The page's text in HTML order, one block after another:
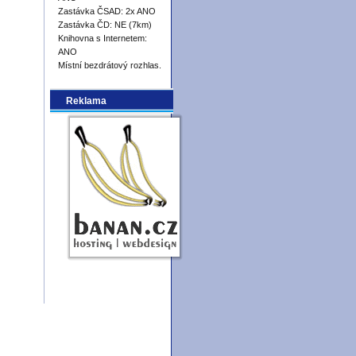
Zastávka ČSAD: 2x ANO
Zastávka ČD: NE (7km)
Knihovna s Internetem:
ANO
Místní bezdrátový rozhlas.
Reklama